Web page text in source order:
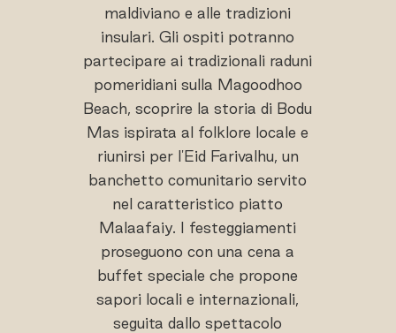
maldiviano e alle tradizioni
insulari. Gli ospiti potranno
partecipare ai tradizionali raduni
pomeridiani sulla Magoodhoo
Beach, scoprire la storia di Bodu
Mas ispirata al folklore locale e
riunirsi per l'Eid Farivalhu, un
banchetto comunitario servito
nel caratteristico piatto
Malaafaiy. I festeggiamenti
proseguono con una cena a
buffet speciale che propone
sapori locali e internazionali,
seguita dallo spettacolo